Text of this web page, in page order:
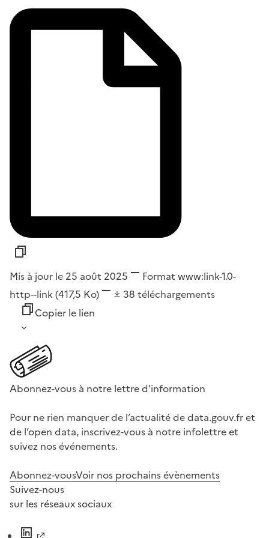
Mis à jour le 25 août 2025 Format www:link-1.0-
http--link (417,5 Ko) 38 téléchargements
Copier le lien
Abonnez-vous à notre lettre d'information
Pour ne rien manquer de l’actualité de data.gouv.fr et
de l’open data, inscrivez-vous à notre infolettre et
suivez nos événements.
Abonnez-vousVoir nos prochains évènements
Suivez-nous
sur les réseaux sociaux